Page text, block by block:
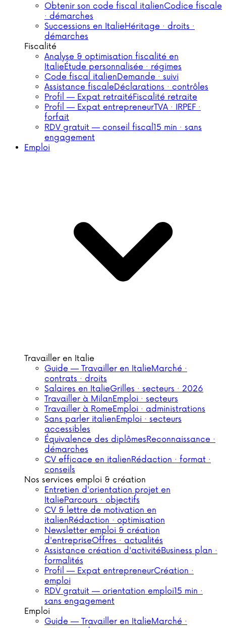
Obtenir son code fiscal italienCodice fiscale
· démarches
Successions en ItalieHéritage · droits ·
démarches
Fiscalité
Analyse & optimisation fiscalité en
ItalieÉtude personnalisée · régimes
Code fiscal italienDemande · suivi
Assistance fiscaleDéclarations · contrôles
Profil — Expat retraitéFiscalité retraite
Profil — Expat entrepreneurTVA · IRPEF ·
forfait
RDV gratuit — conseil fiscal15 min · sans
engagement
Emploi
Travailler en Italie
Guide — Travailler en ItalieMarché ·
contrats · droits
Salaires en ItalieGrilles · secteurs · 2026
Travailler à MilanEmploi · secteurs
Travailler à RomeEmploi · administrations
Sans parler italienEmploi · secteurs
accessibles
Équivalence des diplômesReconnaissance ·
démarches
CV efficace en italienRédaction · format ·
conseils
Nos services emploi & création
Entretien d'orientation projet en
ItalieParcours · objectifs
CV & lettre de motivation en
italienRédaction · optimisation
Newsletter emploi & création
d'entrepriseOffres · actualités
Assistance création d'activitéBusiness plan ·
formalités
Profil — Expat entrepreneurCréation ·
emploi
RDV gratuit — orientation emploi15 min ·
sans engagement
Emploi
Guide — Travailler en ItalieMarché ·